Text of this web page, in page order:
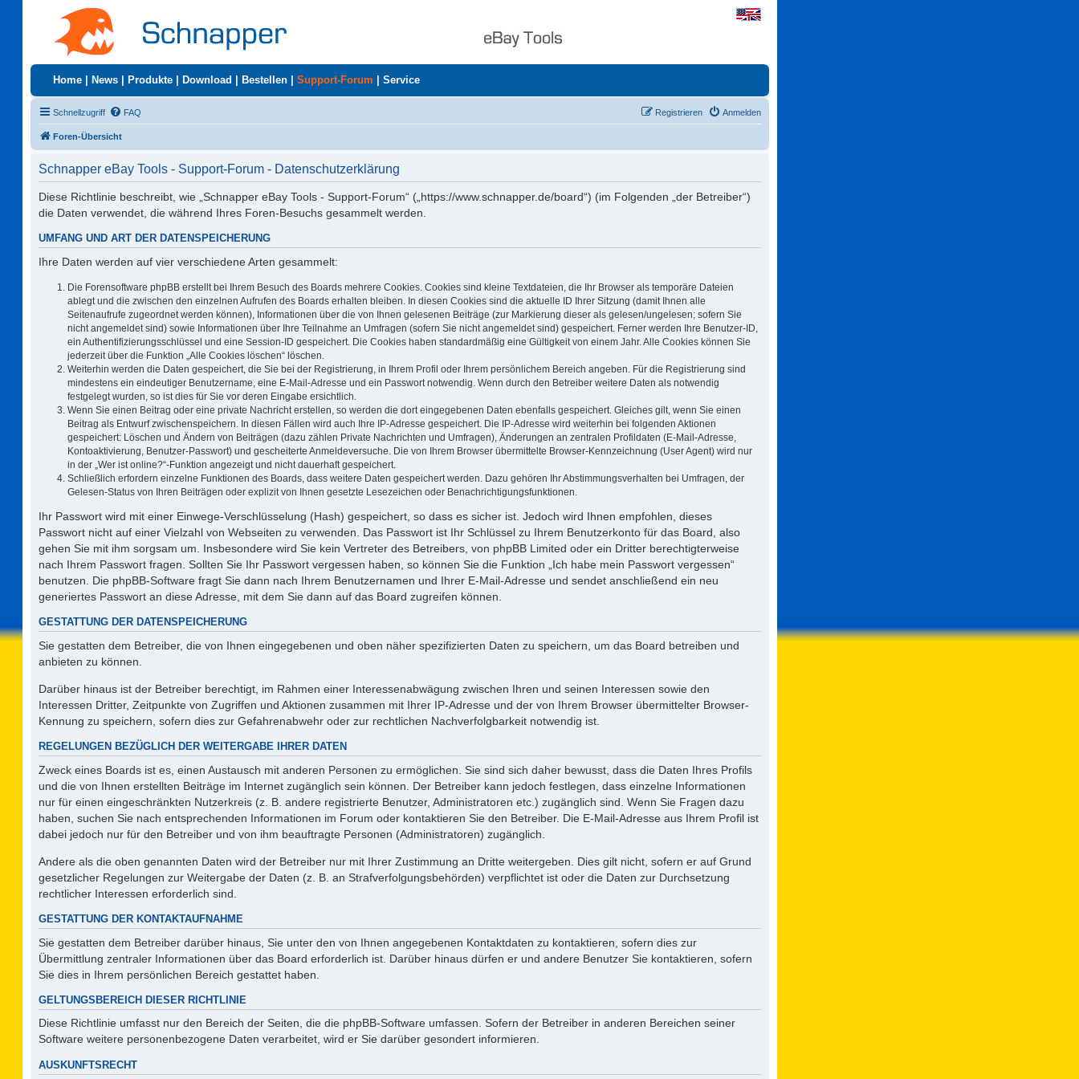
Home News Produkte Download Bestellen Support-Forum Service
Schnellzugriff FAQ Anmelden
Registrieren
Foren-Übersicht
Schnapper eBay Tools - Support-Forum - Datenschutzerklärung
Diese Richtlinie beschreibt, wie „Schnapper eBay Tools - Support-Forum“ („https://www.schnapper.de/board“) (im Folgenden „der Betreiber“)
die Daten verwendet, die während Ihres Foren-Besuchs gesammelt werden.
UMFANG UND ART DER DATENSPEICHERUNG
Ihre Daten werden auf vier verschiedene Arten gesammelt:
Die Forensoftware phpBB erstellt bei Ihrem Besuch des Boards mehrere Cookies. Cookies sind kleine Textdateien, die Ihr Browser als temporäre Dateien
ablegt und die zwischen den einzelnen Aufrufen des Boards erhalten bleiben. In diesen Cookies sind die aktuelle ID Ihrer Sitzung (damit Ihnen alle
Seitenaufrufe zugeordnet werden können), Informationen über die von Ihnen gelesenen Beiträge (zur Markierung dieser als gelesen/ungelesen; sofern Sie
nicht angemeldet sind) sowie Informationen über Ihre Teilnahme an Umfragen (sofern Sie nicht angemeldet sind) gespeichert. Ferner werden Ihre Benutzer-ID,
ein Authentifizierungsschlüssel und eine Session-ID gespeichert. Die Cookies haben standardmäßig eine Gültigkeit von einem Jahr. Alle Cookies können Sie
jederzeit über die Funktion „Alle Cookies löschen“ löschen.
Weiterhin werden die Daten gespeichert, die Sie bei der Registrierung, in Ihrem Profil oder Ihrem persönlichem Bereich angeben. Für die Registrierung sind
mindestens ein eindeutiger Benutzername, eine E-Mail-Adresse und ein Passwort notwendig. Wenn durch den Betreiber weitere Daten als notwendig
festgelegt wurden, so ist dies für Sie vor deren Eingabe ersichtlich.
Wenn Sie einen Beitrag oder eine private Nachricht erstellen, so werden die dort eingegebenen Daten ebenfalls gespeichert. Gleiches gilt, wenn Sie einen
Beitrag als Entwurf zwischenspeichern. In diesen Fällen wird auch Ihre IP-Adresse gespeichert. Die IP-Adresse wird weiterhin bei folgenden Aktionen
gespeichert: Löschen und Ändern von Beiträgen (dazu zählen Private Nachrichten und Umfragen), Änderungen an zentralen Profildaten (E-Mail-Adresse,
Kontoaktivierung, Benutzer-Passwort) und gescheiterte Anmeldeversuche. Die von Ihrem Browser übermittelte Browser-Kennzeichnung (User Agent) wird nur
in der „Wer ist online?“-Funktion angezeigt und nicht dauerhaft gespeichert.
Schließlich erfordern einzelne Funktionen des Boards, dass weitere Daten gespeichert werden. Dazu gehören Ihr Abstimmungsverhalten bei Umfragen, der
Gelesen-Status von Ihren Beiträgen oder explizit von Ihnen gesetzte Lesezeichen oder Benachrichtigungsfunktionen.
Ihr Passwort wird mit einer Einwege-Verschlüsselung (Hash) gespeichert, so dass es sicher ist. Jedoch wird Ihnen empfohlen, dieses
Passwort nicht auf einer Vielzahl von Webseiten zu verwenden. Das Passwort ist Ihr Schlüssel zu Ihrem Benutzerkonto für das Board, also
gehen Sie mit ihm sorgsam um. Insbesondere wird Sie kein Vertreter des Betreibers, von phpBB Limited oder ein Dritter berechtigterweise
nach Ihrem Passwort fragen. Sollten Sie Ihr Passwort vergessen haben, so können Sie die Funktion „Ich habe mein Passwort vergessen“
benutzen. Die phpBB-Software fragt Sie dann nach Ihrem Benutzernamen und Ihrer E-Mail-Adresse und sendet anschließend ein neu
generiertes Passwort an diese Adresse, mit dem Sie dann auf das Board zugreifen können.
GESTATTUNG DER DATENSPEICHERUNG
Sie gestatten dem Betreiber, die von Ihnen eingegebenen und oben näher spezifizierten Daten zu speichern, um das Board betreiben und
anbieten zu können.
Darüber hinaus ist der Betreiber berechtigt, im Rahmen einer Interessenabwägung zwischen Ihren und seinen Interessen sowie den
Interessen Dritter, Zeitpunkte von Zugriffen und Aktionen zusammen mit Ihrer IP-Adresse und der von Ihrem Browser übermittelter Browser-
Kennung zu speichern, sofern dies zur Gefahrenabwehr oder zur rechtlichen Nachverfolgbarkeit notwendig ist.
REGELUNGEN BEZÜGLICH DER WEITERGABE IHRER DATEN
Zweck eines Boards ist es, einen Austausch mit anderen Personen zu ermöglichen. Sie sind sich daher bewusst, dass die Daten Ihres Profils
und die von Ihnen erstellten Beiträge im Internet zugänglich sein können. Der Betreiber kann jedoch festlegen, dass einzelne Informationen
nur für einen eingeschränkten Nutzerkreis (z. B. andere registrierte Benutzer, Administratoren etc.) zugänglich sind. Wenn Sie Fragen dazu
haben, suchen Sie nach entsprechenden Informationen im Forum oder kontaktieren Sie den Betreiber. Die E-Mail-Adresse aus Ihrem Profil ist
dabei jedoch nur für den Betreiber und von ihm beauftragte Personen (Administratoren) zugänglich.
Andere als die oben genannten Daten wird der Betreiber nur mit Ihrer Zustimmung an Dritte weitergeben. Dies gilt nicht, sofern er auf Grund
gesetzlicher Regelungen zur Weitergabe der Daten (z. B. an Strafverfolgungsbehörden) verpflichtet ist oder die Daten zur Durchsetzung
rechtlicher Interessen erforderlich sind.
GESTATTUNG DER KONTAKTAUFNAHME
Sie gestatten dem Betreiber darüber hinaus, Sie unter den von Ihnen angegebenen Kontaktdaten zu kontaktieren, sofern dies zur
Übermittlung zentraler Informationen über das Board erforderlich ist. Darüber hinaus dürfen er und andere Benutzer Sie kontaktieren, sofern
Sie dies in Ihrem persönlichen Bereich gestattet haben.
GELTUNGSBEREICH DIESER RICHTLINIE
Diese Richtlinie umfasst nur den Bereich der Seiten, die die phpBB-Software umfassen. Sofern der Betreiber in anderen Bereichen seiner
Software weitere personenbezogene Daten verarbeitet, wird er Sie darüber gesondert informieren.
AUSKUNFTSRECHT